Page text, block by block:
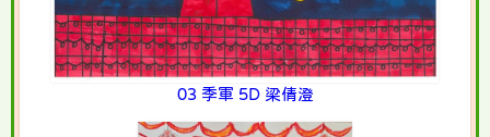
03 季軍 5D 梁倩澄